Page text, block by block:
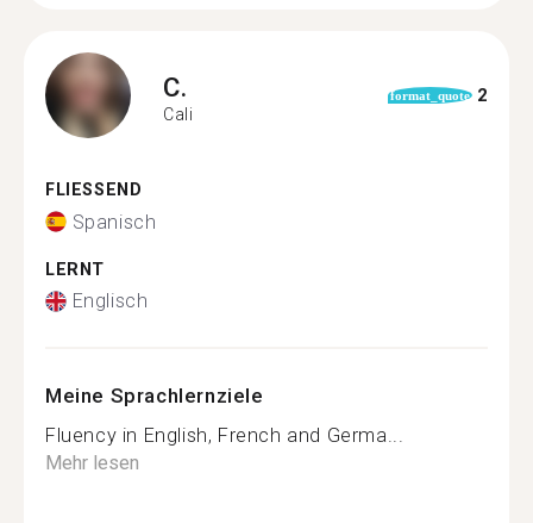
C.
Cali
format_quote 2
FLIESSEND
Spanisch
LERNT
Englisch
Meine Sprachlernziele
Fluency in English, French and Germa...
Mehr lesen